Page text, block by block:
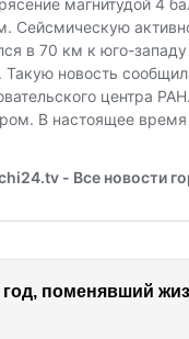
поменявший